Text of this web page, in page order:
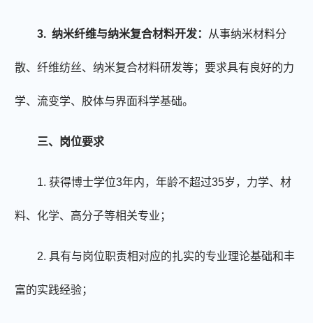
3. 纳米纤维与纳米复合材料开发： 从事纳米材料分
散、纤维纺丝、纳米复合材料研发等；要求具有良好的力
学、流变学、胶体与界面科学基础。
三、岗位要求
1. 获得博士学位3年内，年龄不超过35岁，力学、材
料、化学、高分子等相关专业；
2. 具有与岗位职责相对应的扎实的专业理论基础和丰
富的实践经验；